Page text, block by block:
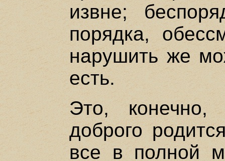
извне;
порядка,
нарушить же
есть.
Это,
доброго
все в полной